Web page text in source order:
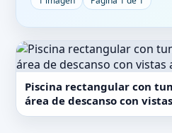
Piscina rectangular con
área de descanso con